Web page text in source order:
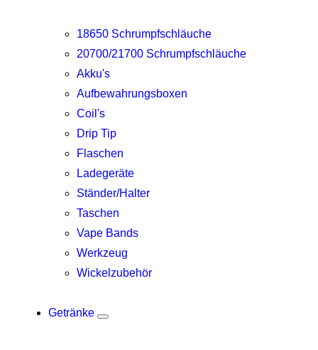
18650 Schrumpfschläuche
20700/21700 Schrumpfschläuche
Akku's
Aufbewahrungsboxen
Coil's
Drip Tip
Flaschen
Ladegeräte
Ständer/Halter
Taschen
Vape Bands
Werkzeug
Wickelzubehör
Getränke